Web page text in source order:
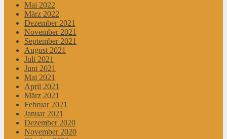
Mai 2022
März 2022
Dezember 2021
November 2021
September 2021
August 2021
Juli 2021
Juni 2021
Mai 2021
April 2021
März 2021
Februar 2021
Januar 2021
Dezember 2020
November 2020